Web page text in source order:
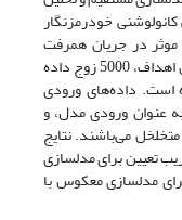
کانولوشنی خودرمزنگار
در جریان همرفت
طبیعی در محیط متخلخل. برای دستیابی به این اهداف، 5000 زوج داده
داده‌های ورودی
عنوان ورودی مدل، و
می‌باشند. نتایج
تعیین برای مدلسازی
آموزش و برای مدلسازی معکوس با